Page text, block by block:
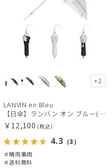
+2
LANVIN en Bleu
【日傘】ランバン オン ブルー(LANVIN en Bleu) ビジューリボン 晴雨兼用日傘 折りたたみ傘 遮光 遮熱 UV
￥12,100 (税込)
4.3 （3）
＃晴雨兼用
＃送料無料